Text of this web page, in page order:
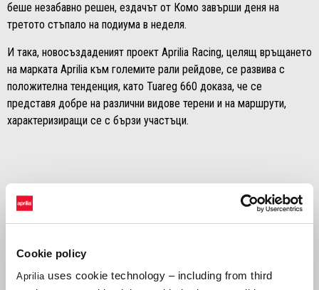
Cookie policy
Aprilia uses cookie technology – including from third
беше незабавно решен, ездачът от Комо завърши деня на
третото стъпало на подиума в неделя.
И така, новосъздаденият проект Aprilia Racing, целящ връщането
на марката Aprilia към големите рали рейдове, се развива с
положителна тенденция, като Tuareg 660 доказа, че се
представя добре на различни видове терени и на маршрути,
характеризиращи се с бързи участъци.
Jacopo Cerutti
„Беше страхотен уикенд! Честно казано, мислех, че щяхме да се
изпитания. В събота ми отне малко време, за да се адаптирам
веднага и успя да ме победи, макар и не много, но беше